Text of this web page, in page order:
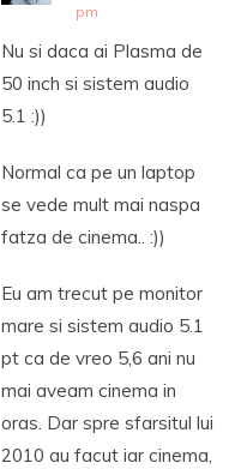
pm
Nu si daca ai Plasma de
50 inch si sistem audio
5.1 :))
Normal ca pe un laptop
se vede mult mai naspa
fatza de cinema.. :))
Eu am trecut pe monitor
mare si sistem audio 5.1
pt ca de vreo 5,6 ani nu
mai aveam cinema in
oras. Dar spre sfarsitul lui
2010 au facut iar cinema,